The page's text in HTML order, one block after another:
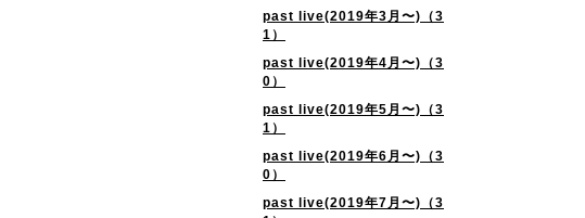
past live(2019年3月〜)（3
1）
past live(2019年4月〜)（3
0）
past live(2019年5月〜)（3
1）
past live(2019年6月〜)（3
0）
past live(2019年7月〜)（3